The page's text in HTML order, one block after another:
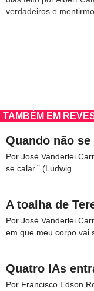
verdadeiros e
TAMBÉM EM
Quando não
Por José Vanderlei
se calar.” (Ludwig...
A toalha de
Por José Vanderlei
em que meu corpo vai
Quatro IAs
Por Francisco Edson